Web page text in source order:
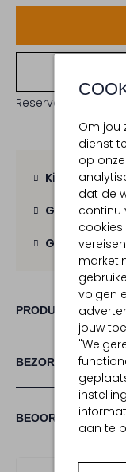
Om jou
dienst
op
dat de
continu
volgen
jouw
aan te
Reserveer direct in
Kies zelf je
Gratis
Gratis retour
PRODUCT
BEOORDELINGEN
BEZORGEN &